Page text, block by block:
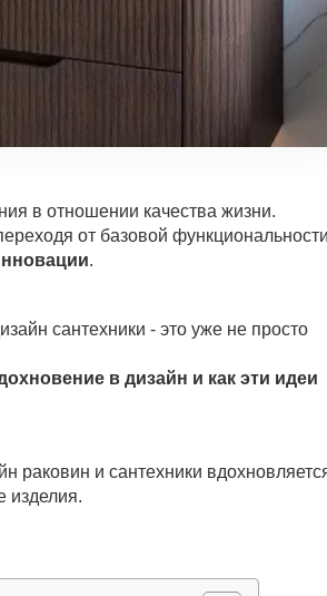
в отношении качества жизни.
от базовой
.
сантехники - это уже не просто
в дизайн и как эти идеи
раковин и сантехники
изделия.